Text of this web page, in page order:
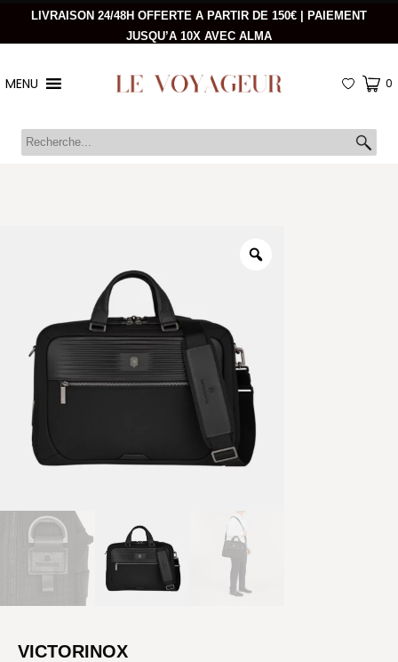
LIVRAISON 24/48H OFFERTE A PARTIR DE 150€ | PAIEMENT
JUSQU’A 10X AVEC ALMA
MENU 0
VICTORINOX